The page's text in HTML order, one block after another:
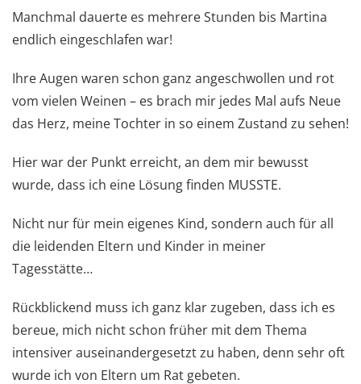
Manchmal dauerte es mehrere Stunden bis Martina
endlich eingeschlafen war!
Ihre Augen waren schon ganz angeschwollen und rot
vom vielen Weinen – es brach mir jedes Mal aufs Neue
das Herz, meine Tochter in so einem Zustand zu sehen!
Hier war der Punkt erreicht, an dem mir bewusst
wurde, dass ich eine Lösung finden MUSSTE.
Nicht nur für mein eigenes Kind, sondern auch für all
die leidenden Eltern und Kinder in meiner
Tagesstätte…
Rückblickend muss ich ganz klar zugeben, dass ich es
bereue, mich nicht schon früher mit dem Thema
intensiver auseinandergesetzt zu haben, denn sehr oft
wurde ich von Eltern um Rat gebeten.